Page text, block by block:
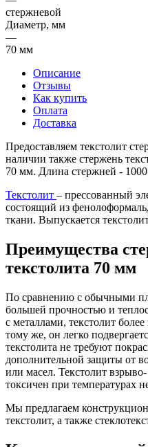
стержневой
Диаметр, мм
—
70 мм
Описание
Отзывы
Как купить
Оплата
Доставка
Предоставляем текстолит
наличии также стержень
70 мм. Длина стержней -
Текстолит – прессованный
состоящий из
ткани. Выпускается
Преимущества
текстолита 70 мм
По сравнению с обычными
большей прочностью и
с металлами, текстолит
тому же, он легко
текстолита не требуют
дополнительной защиты от
или масел. Текстолит
токсичен при температурах
Мы предлагаем
текстолит, а также